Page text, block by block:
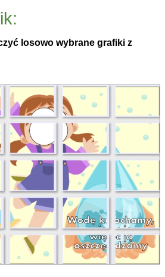
losowo wybrane grafiki z